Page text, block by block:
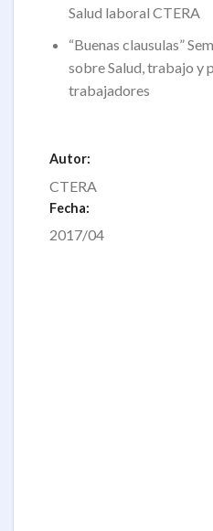
Salud laboral CTERA
“Buenas clausulas”
sobre Salud, trabajo y
trabajadores
Autor:
CTERA
Fecha:
2017/04